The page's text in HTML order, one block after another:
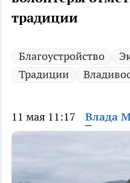
традиции
Благоустройство
Традиции
11 мая 11:17 Влада